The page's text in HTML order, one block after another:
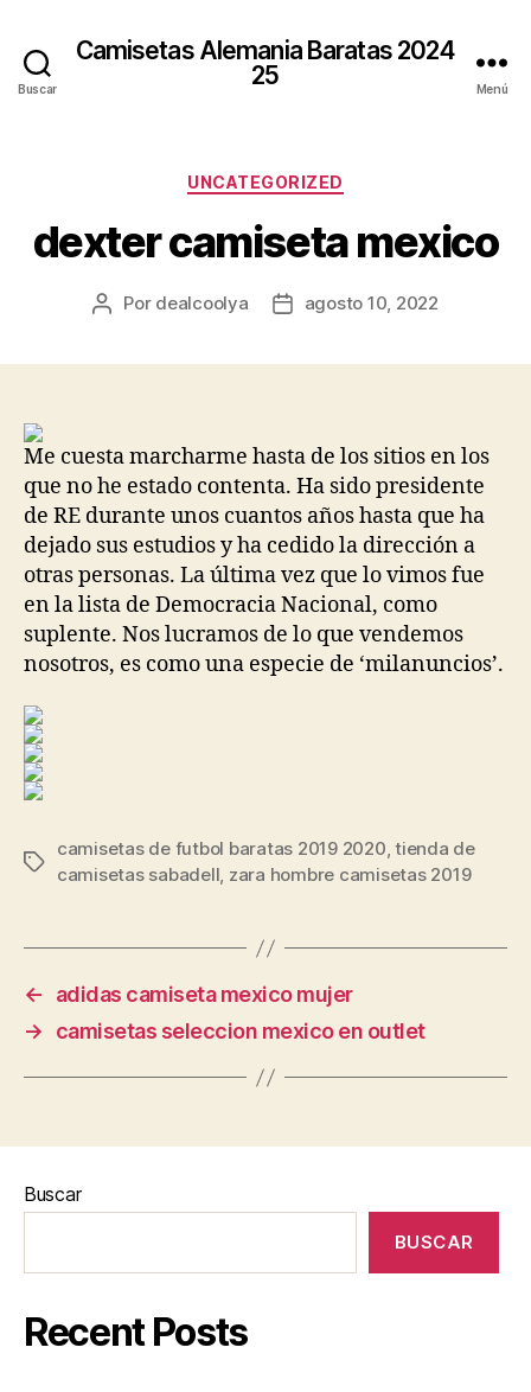
Buscar
Camisetas Alemania Baratas 2024
25
Menú
Categorías
UNCATEGORIZED
dexter camiseta mexico
Autor
Por dealcoolya
Fechaagosto 10, 2022
Me cuesta marcharme hasta de los sitios en los
que no he estado contenta. Ha sido presidente
de RE durante unos cuantos años hasta que ha
dejado sus estudios y ha cedido la dirección a
otras personas. La última vez que lo vimos fue
en la lista de Democracia Nacional, como
suplente. Nos lucramos de lo que vendemos
nosotros, es como una especie de ‘milanuncios’.
Etiquetas
camisetas de futbol baratas 2019 2020,tienda de
camisetas sabadell, zara hombre camisetas 2019
←
adidas camiseta mexico mujer
→
camisetas seleccion mexico en outlet
Buscar
BUSCAR
Recent Posts